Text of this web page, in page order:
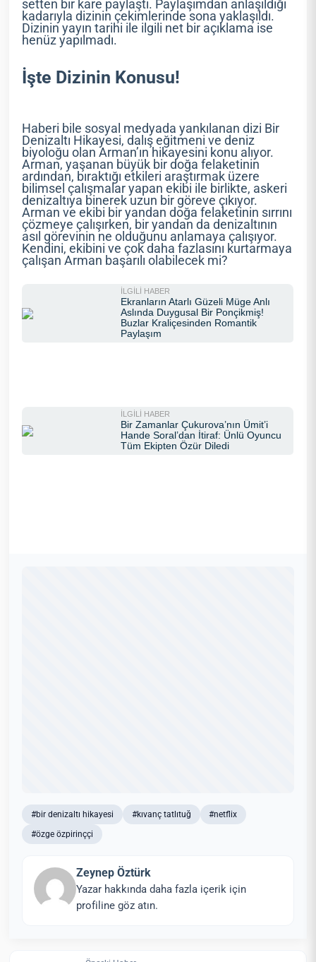
setten bir kare paylaştı. Paylaşımdan anlaşıldığı
kadarıyla dizinin çekimlerinde sona yaklaşıldı.
Dizinin yayın tarihi ile ilgili net bir açıklama ise
henüz yapılmadı.
İşte Dizinin Konusu!
Haberi bile sosyal medyada yankılanan dizi Bir
Denizaltı Hikayesi, dalış eğitmeni ve deniz
biyoloğu olan Arman’ın hikayesini konu alıyor.
Arman, yaşanan büyük bir doğa felaketinin
ardından, bıraktığı etkileri araştırmak üzere
bilimsel çalışmalar yapan ekibi ile birlikte, askeri
denizaltıya binerek uzun bir göreve çıkıyor.
Arman ve ekibi bir yandan doğa felaketinin sırrını
çözmeye çalışırken, bir yandan da denizaltının
asıl görevinin ne olduğunu anlamaya çalışıyor.
Kendini, ekibini ve çok daha fazlasını kurtarmaya
çalışan Arman başarılı olabilecek mi?
#bir denizaltı hikayesi #kıvanç tatlıtuğ
#netflix
#özge özpirinççi
Zeynep Öztürk
Yazar hakkında daha fazla içerik için
profiline göz atın.